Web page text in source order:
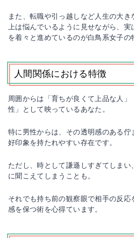
また、転職や引っ越しなど人生の大
上は悩んでいるように見せながら、
を着々と進めているのが白鳥系女子の
人間関係における特徴
周囲からは「育ちが良くて上品な人
性」として映っているあなた。
特に男性からは、その透明感のある佇
好印象を持たれやすい存在です。
ただし、時として謙遜しすぎてしまい
に聞こえてしまうことも。
それでも持ち前の観察眼で相手の反
感を保つ術を心得ています。